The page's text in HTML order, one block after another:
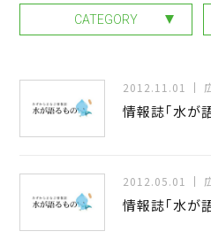
CATEGORY
2012.11.01
情報誌｢水が
2012.05.01
情報誌｢水が